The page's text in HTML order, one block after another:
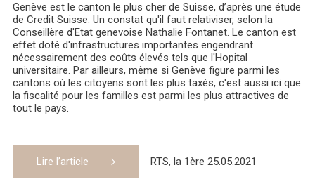
Genève est le canton le plus cher de Suisse, d’après une étude
de Credit Suisse. Un constat qu'il faut relativiser, selon la
Conseillère d'Etat genevoise Nathalie Fontanet. Le canton est
effet doté d'infrastructures importantes engendrant
nécessairement des coûts élevés tels que l'Hopital
universitaire. Par ailleurs, même si Genève figure parmi les
cantons où les citoyens sont les plus taxés, c'est aussi ici que
la fiscalité pour les familles est parmi les plus attractives de
tout le pays.
Lire l’article RTS, la 1ère 25.05.2021